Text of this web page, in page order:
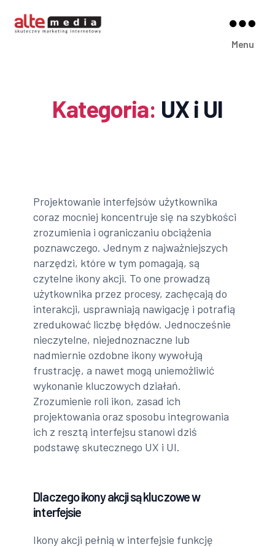
Menu
Kategoria: UX i UI
Projektowanie interfejsów użytkownika
coraz mocniej koncentruje się na szybkości
zrozumienia i ograniczaniu obciążenia
poznawczego. Jednym z najważniejszych
narzędzi, które w tym pomagają, są
czytelne ikony akcji. To one prowadzą
użytkownika przez procesy, zachęcają do
interakcji, usprawniają nawigację i potrafią
zredukować liczbę błędów. Jednocześnie
nieczytelne, niejednoznaczne lub
nadmiernie ozdobne ikony wywołują
frustrację, a nawet mogą uniemożliwić
wykonanie kluczowych działań.
Zrozumienie roli ikon, zasad ich
projektowania oraz sposobu integrowania
ich z resztą interfejsu stanowi dziś
podstawę skutecznego UX i UI.
Dlaczego ikony akcji są kluczowe w
interfejsie
Ikony akcji pełnią w interfejsie funkcję